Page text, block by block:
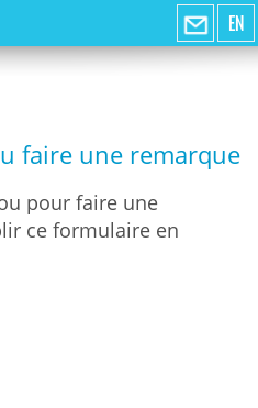
EN
faire une remarque
pour faire une
ce formulaire en